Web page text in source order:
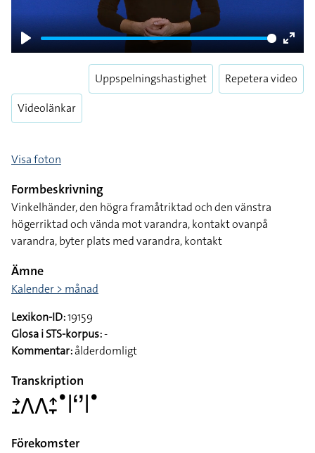
Play
Enter
Videolänkar
Uppspelningshastighet Repetera video
Visa foton
Formbeskrivning
Vinkelhänder, den högra framåtriktad och den vänstra
högerriktad och vända mot varandra, kontakt ovanpå
varandra, byter plats med varandra, kontakt
Ämne
Kalender > månad
Lexikon-ID:19159
Glosa i STS-korpus:-
Kommentar:ålderdomligt
Transkription
􌥔􌤸􌤣􌤣􌤴􌥙􌤟􌥼􌥬􌥼􌤟
Förekomster